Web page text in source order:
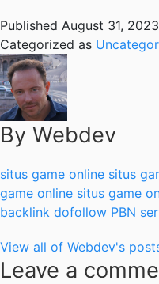
Published August 31, 2023
Categorized as
By Webdev
situs game online situs
game online situs game
backlink dofollow PBN
View all of Webdev's
Leave a